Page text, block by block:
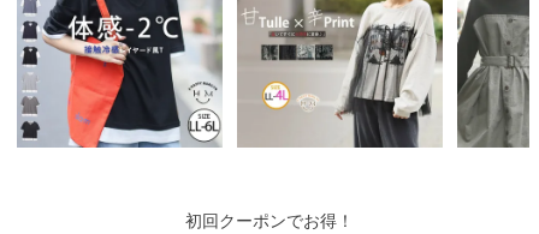
初回クーポンでお得！